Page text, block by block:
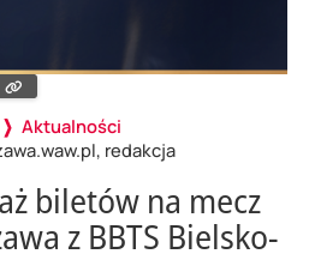
Aktualności
redakcja
Skopiuj
link
biletów na mecz
z BBTS Bielsko-